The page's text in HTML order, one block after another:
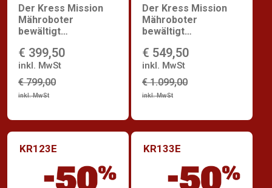
Der Kress Mission
Mähroboter
bewältigt
1.500 m² mit OAS
€ 799,00
inkl. MwSt
€ 399,50
inkl. MwSt
Der Kress Mission
Mähroboter
bewältigt
2.000 m² mit OAS
(Obstacle Avoidance
System)
€ 1.099,00
inkl. MwSt
€ 549,50
inkl. MwSt
KR123E KR133E